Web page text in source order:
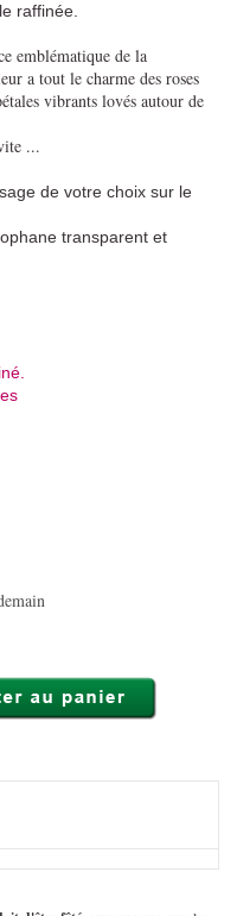
raffinée.
emblématique de la
a tout le charme des roses
vibrants lovés autour de
...
de votre choix sur le
transparent et